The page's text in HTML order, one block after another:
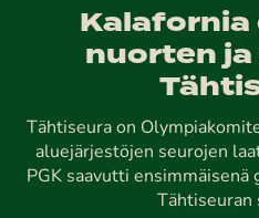
Kalafornia
nuorten
Tähtiseura on
aluejärjestöjen seurojen
PGK saavutti ensimmäisenä
Tähtiseuran